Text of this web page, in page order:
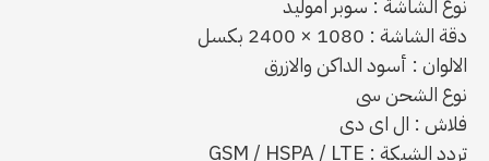
دقة الشاشة : 1080 × 2400 بكسل
الالوان : أسود الداكن والازرق
نوع الشحن سى
فلاش : ال اى دى
تردد الشبكة : GSM / HSPA / LTE